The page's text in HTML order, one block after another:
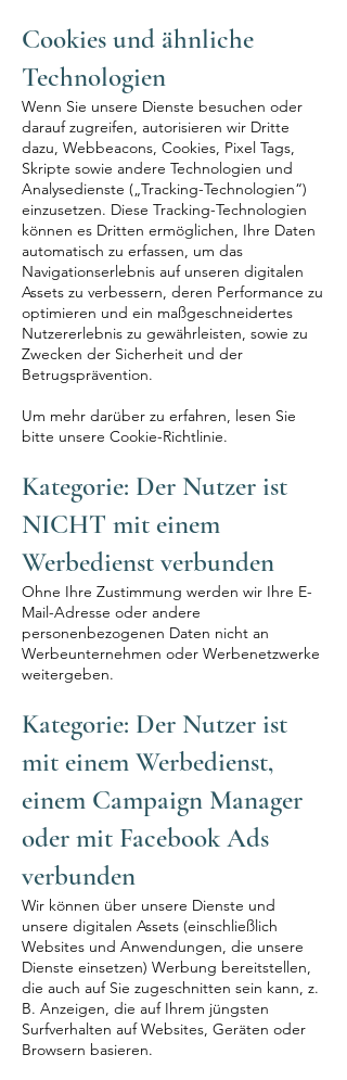
Cookies und ähnliche
Technologien
Wenn Sie unsere Dienste besuchen oder
darauf zugreifen, autorisieren wir Dritte
dazu, Webbeacons, Cookies, Pixel Tags,
Skripte sowie andere Technologien und
Analysedienste („Tracking-Technologien“)
einzusetzen. Diese Tracking-Technologien
können es Dritten ermöglichen, Ihre Daten
automatisch zu erfassen, um das
Navigationserlebnis auf unseren digitalen
Assets zu verbessern, deren Performance zu
optimieren und ein maßgeschneidertes
Nutzererlebnis zu gewährleisten, sowie zu
Zwecken der Sicherheit und der
Betrugsprävention.
Um mehr darüber zu erfahren, lesen Sie
bitte unsere Cookie-Richtlinie.
Kategorie: Der Nutzer ist
NICHT mit einem
Werbedienst verbunden
Ohne Ihre Zustimmung werden wir Ihre E-
Mail-Adresse oder andere
personenbezogenen Daten nicht an
Werbeunternehmen oder Werbenetzwerke
weitergeben.
Kategorie: Der Nutzer ist
mit einem Werbedienst,
einem Campaign Manager
oder mit Facebook Ads
verbunden
Wir können über unsere Dienste und
unsere digitalen Assets (einschließlich
Websites und Anwendungen, die unsere
Dienste einsetzen) Werbung bereitstellen,
die auch auf Sie zugeschnitten sein kann, z.
B. Anzeigen, die auf Ihrem jüngsten
Surfverhalten auf Websites, Geräten oder
Browsern basieren.